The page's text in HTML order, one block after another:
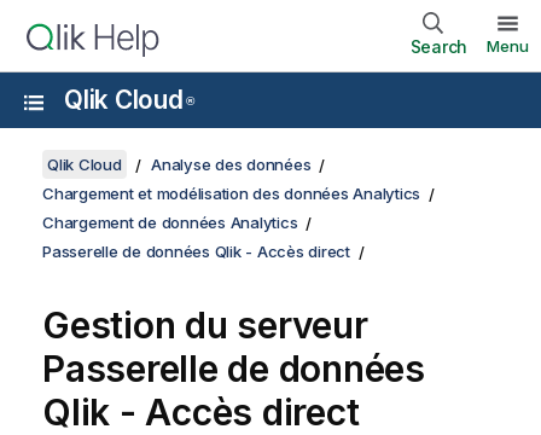
Search Menu
Qlik Cloud ®
Qlik Cloud
Analyse des données
Chargement et modélisation des données Analytics
Chargement de données Analytics
Passerelle de données Qlik - Accès direct
Gestion du serveur
Passerelle de données
Qlik - Accès direct